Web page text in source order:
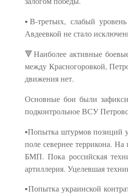
▪️В-третьих, слабый
Авдеевкой не стало
🔻Наиболее активные
между Красногоровкой,
движения нет.
Основные бои были
подконтрольное ВСУ
▪️Попытка штурмов позиций
поле севернее террикона.
БМП. Пока российская
артиллерия. Уцелевшая
▪️Попытка украинской